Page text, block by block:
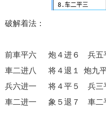
破解着法：
前車平六 炮４进６ 兵五
車二进八 将４退１ 炮
兵六进一 将４平５ 兵
車二进一 象５退７ 車二